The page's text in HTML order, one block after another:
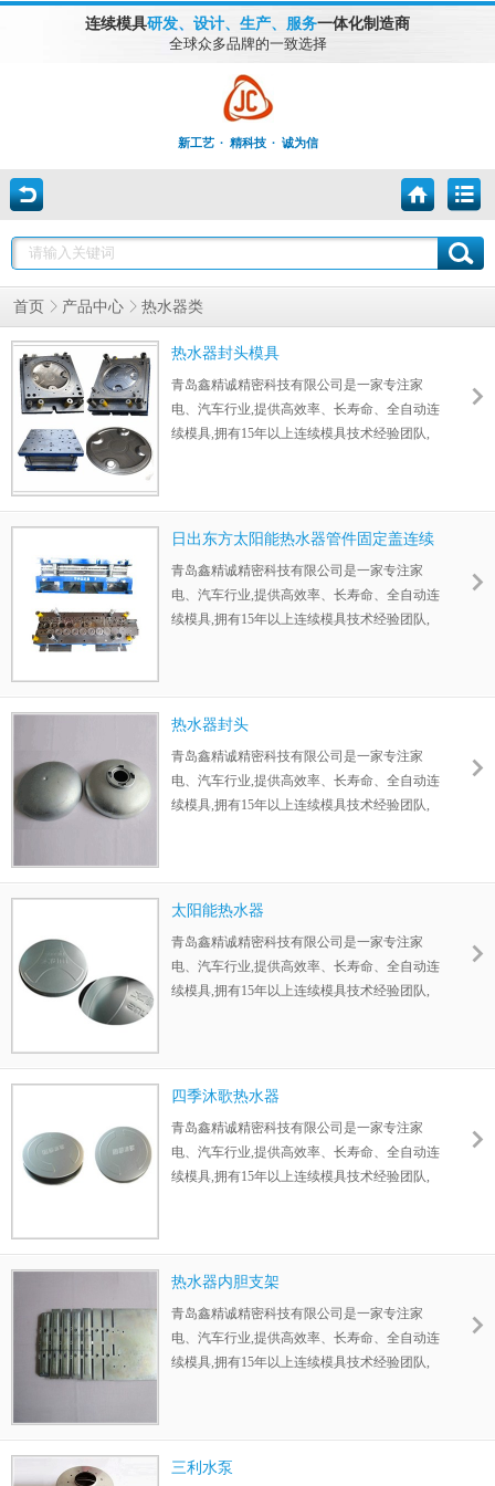
连续模具研发、设计、生产、服务一体化制造商
全球众多品牌的一致选择
新工艺 · 精科技 · 诚为信
首页 产品中心 热水器类
热水器封头模具
青岛鑫精诚精密科技有限公司是一家专注家
电、汽车行业,提供高效率、长寿命、全自动连
续模具,拥有15年以上连续模具技术经验团队,
日出东方太阳能热水器管件固定盖连续
模具
青岛鑫精诚精密科技有限公司是一家专注家
电、汽车行业,提供高效率、长寿命、全自动连
续模具,拥有15年以上连续模具技术经验团队,
热水器封头
青岛鑫精诚精密科技有限公司是一家专注家
电、汽车行业,提供高效率、长寿命、全自动连
续模具,拥有15年以上连续模具技术经验团队,
太阳能热水器
青岛鑫精诚精密科技有限公司是一家专注家
电、汽车行业,提供高效率、长寿命、全自动连
续模具,拥有15年以上连续模具技术经验团队,
四季沐歌热水器
青岛鑫精诚精密科技有限公司是一家专注家
电、汽车行业,提供高效率、长寿命、全自动连
续模具,拥有15年以上连续模具技术经验团队,
热水器内胆支架
青岛鑫精诚精密科技有限公司是一家专注家
电、汽车行业,提供高效率、长寿命、全自动连
续模具,拥有15年以上连续模具技术经验团队,
三利水泵